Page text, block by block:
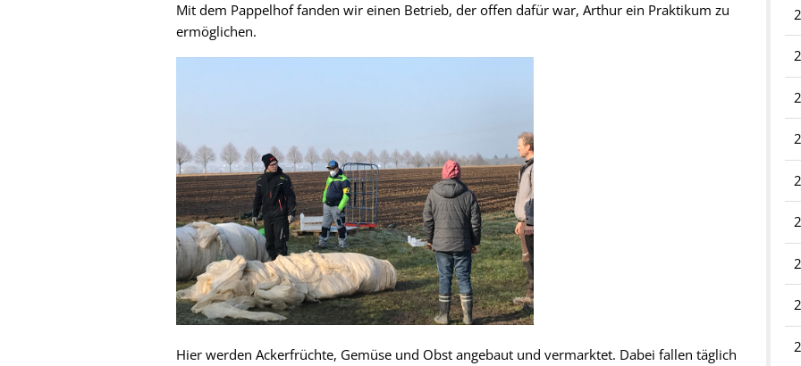
Mit dem Pappelhof fanden wir einen Betrieb, der offen dafür war, Arthur ein Praktikum zu
ermöglichen.
Hier werden Ackerfrüchte, Gemüse und Obst angebaut und vermarktet. Dabei fallen täglich